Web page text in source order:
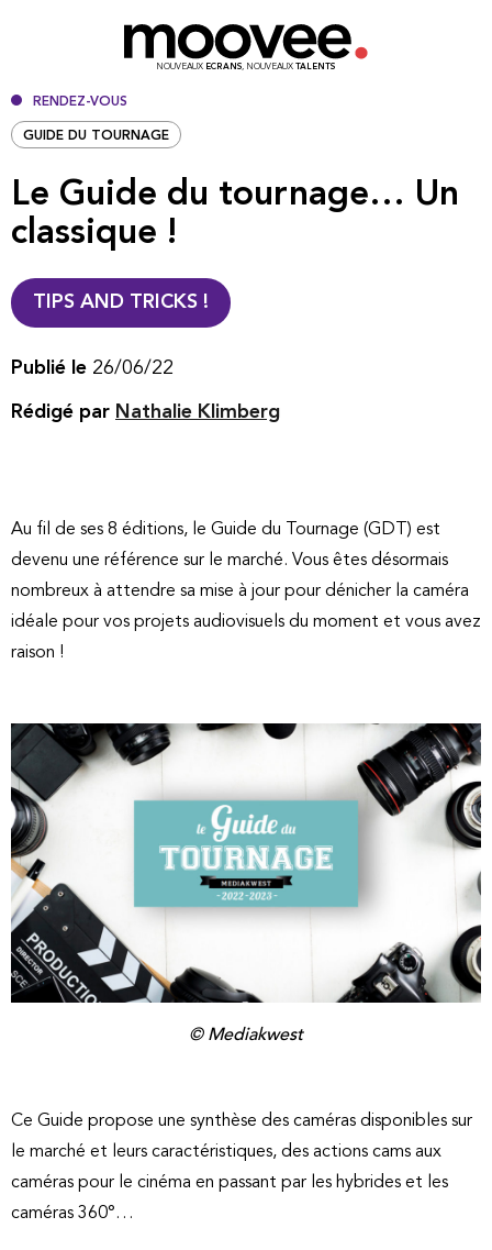
NOUVEAUX ECRANS, NOUVEAUX TALENTS
RENDEZ-VOUS
GUIDE DU TOURNAGE
Le Guide du tournage… Un
classique !
TIPS AND TRICKS !
Publié le 26/06/22
Rédigé par Nathalie Klimberg
Au fil de ses 8 éditions, le Guide du Tournage (GDT) est
devenu une référence sur le marché. Vous êtes désormais
nombreux à attendre sa mise à jour pour dénicher la caméra
idéale pour vos projets audiovisuels du moment et vous avez
raison !
© Mediakwest
Ce Guide propose une synthèse des caméras disponibles sur
le marché et leurs caractéristiques, des actions cams aux
caméras pour le cinéma en passant par les hybrides et les
caméras 360°…